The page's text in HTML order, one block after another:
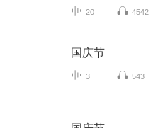
20 4542
国庆节
3 543